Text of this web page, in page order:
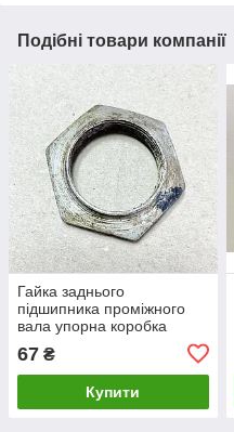
Подібні товари компанії
Гайка заднього
підшипника проміжного
вала упорна коробка
130-1701061
67 ₴
Купити